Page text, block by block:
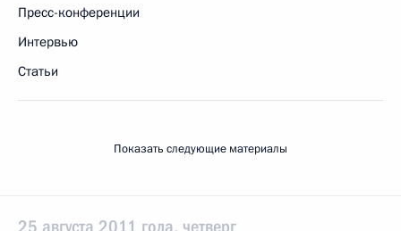
Пресс-конференции
Интервью
Статьи
Показать следующие материалы
25 августа 2011 года, четверг